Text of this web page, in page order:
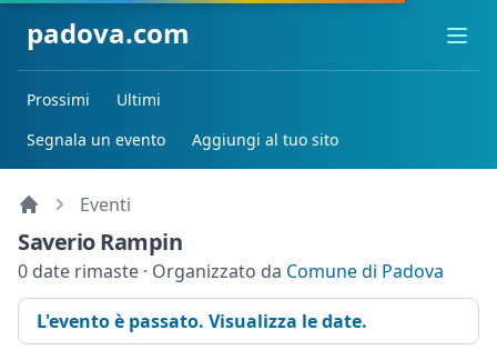
padova.com
Prossimi
Ultimi
Segnala un evento
Aggiungi al tuo sito
Eventi
Saverio Rampin
0 date rimaste · Organizzato da Comune di Padova
L'evento è passato. Visualizza le date.